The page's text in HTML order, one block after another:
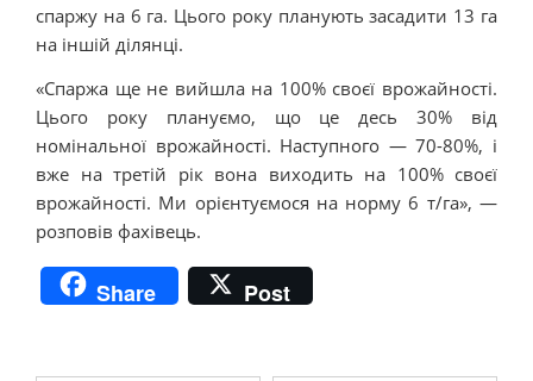
спаржу на 6 га. Цього року планують засадити 13 га
на іншій ділянці.
«Спаржа ще не вийшла на 100% своєї врожайності.
Цього року плануємо, що це десь 30% від
номінальної врожайності. Наступного — 70-80%, і
вже на третій рік вона виходить на 100% своєї
врожайності. Ми орієнтуємося на норму 6 т/га», —
розповів фахівець.
Share Post